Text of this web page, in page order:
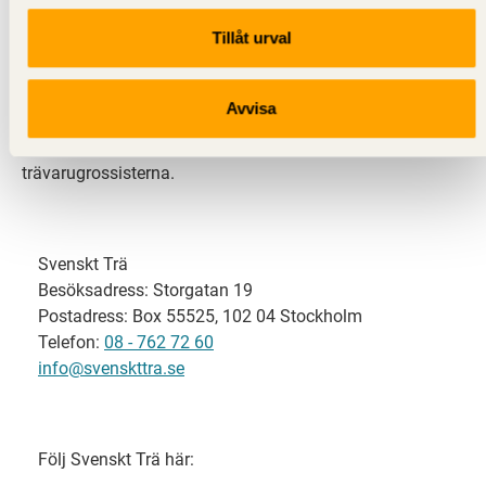
Tillåt urval
Avvisa
Svenskt Trä representerar svensk sågverksindustri
och är en del av branschorganisationen
svensk limträ-, KL-trä- och förpackningsindustri samt
trävarugrossisterna.
Svenskt Trä
Besöksadress: Storgatan 19
Postadress: Box 55525, 102 04 Stockholm
Telefon: 08 - 762 72 60
info@svenskttra.se
Följ Svenskt Trä här: